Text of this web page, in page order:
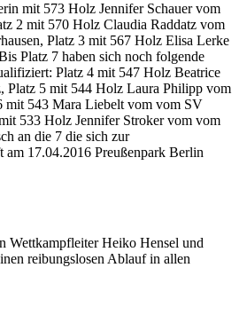
mit 573 Holz Jennifer Schauer vom
2 mit 570 Holz Claudia Raddatz vom
Platz 3 mit 567 Holz Elisa Lerke
Platz 7 haben sich noch folgende
Platz 4 mit 547 Holz Beatrice
Platz 5 mit 544 Holz Laura Philipp vom
mit 543 Mara Liebelt vom vom SV
533 Holz Jennifer Stroker vom vom
an die 7 die sich zur
am 17.04.2016 Preußenpark Berlin
Wettkampfleiter Heiko Hensel und
reibungslosen Ablauf in allen